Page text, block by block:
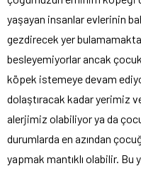
yaşayan insanlar evlerinin
gezdirecek yer
besleyemiyorlar ancak
köpek istemeye devam
dolaştıracak kadar yerimiz
alerjimiz olabiliyor ya da
durumlarda en azından
yapmak mantıklı olabilir. Bu